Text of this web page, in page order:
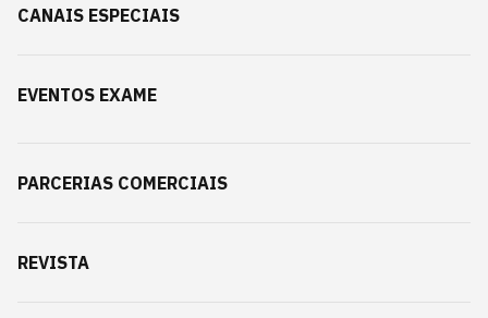
CANAIS ESPECIAIS
EVENTOS EXAME
PARCERIAS COMERCIAIS
REVISTA